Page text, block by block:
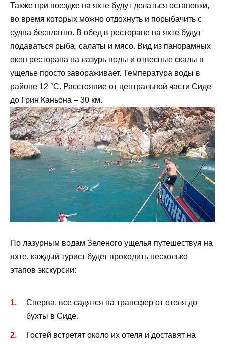
Также при поездке на яхте будут делаться остановки,
во время которых можно отдохнуть и порыбачить с
судна бесплатно. В обед в ресторане на яхте будут
подаваться рыба, салаты и мясо. Вид из панорамных
окон ресторана на лазурь воды и отвесные скалы в
ущелье просто завораживает. Температура воды в
районе 12 °C. Расстояние от центральной части Сиде
до Грин Каньона – 30 км.
По лазурным водам Зеленого ущелья путешествуя на
яхте, каждый турист будет проходить несколько
этапов экскурсии:
Сперва, все садятся на трансфер от отеля до
бухты в Сиде.
Гостей встретят около их отеля и доставят на